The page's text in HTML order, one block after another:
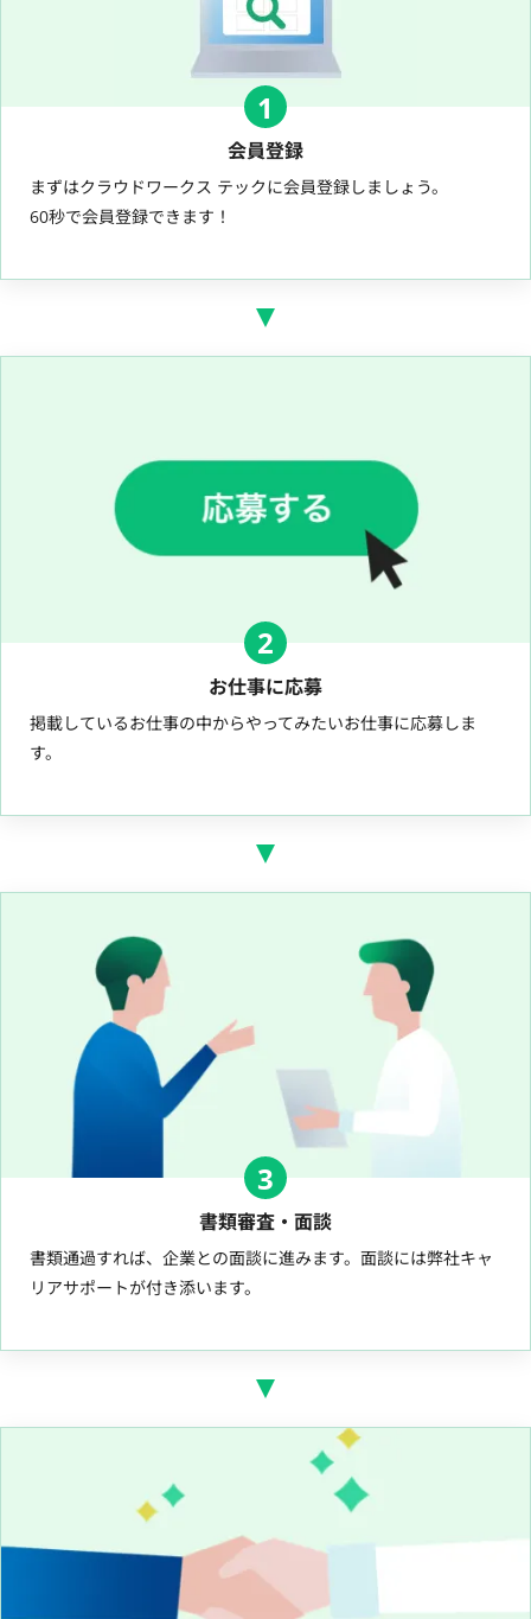
1
会員登録
まずはクラウドワークス テックに会員登録しましょう。
60秒で会員登録できます！
2
お仕事に応募
掲載しているお仕事の中からやってみたいお仕事に応募しま
す。
3
書類審査・面談
書類通過すれば、企業との面談に進みます。面談には弊社キャ
リアサポートが付き添います。